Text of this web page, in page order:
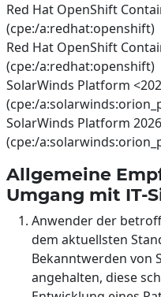
Red Hat OpenShift
(cpe:/a:redhat:openshift)
Red Hat OpenShift
(cpe:/a:redhat:openshift)
SolarWinds Platform
(cpe:/
SolarWinds Platform
(cpe:/
Allgemeine
Umgang mit IT-
Anwender der
dem aktuellsten
Bekanntwerden von
angehalten, diese